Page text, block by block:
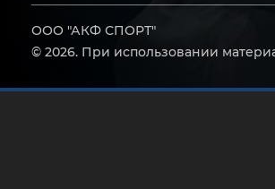
ООО "АКФ СПОРТ"
© 2026. При использовании